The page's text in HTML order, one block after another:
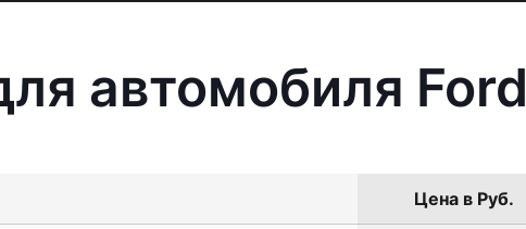
автомобиля Ford
Цена в Руб.